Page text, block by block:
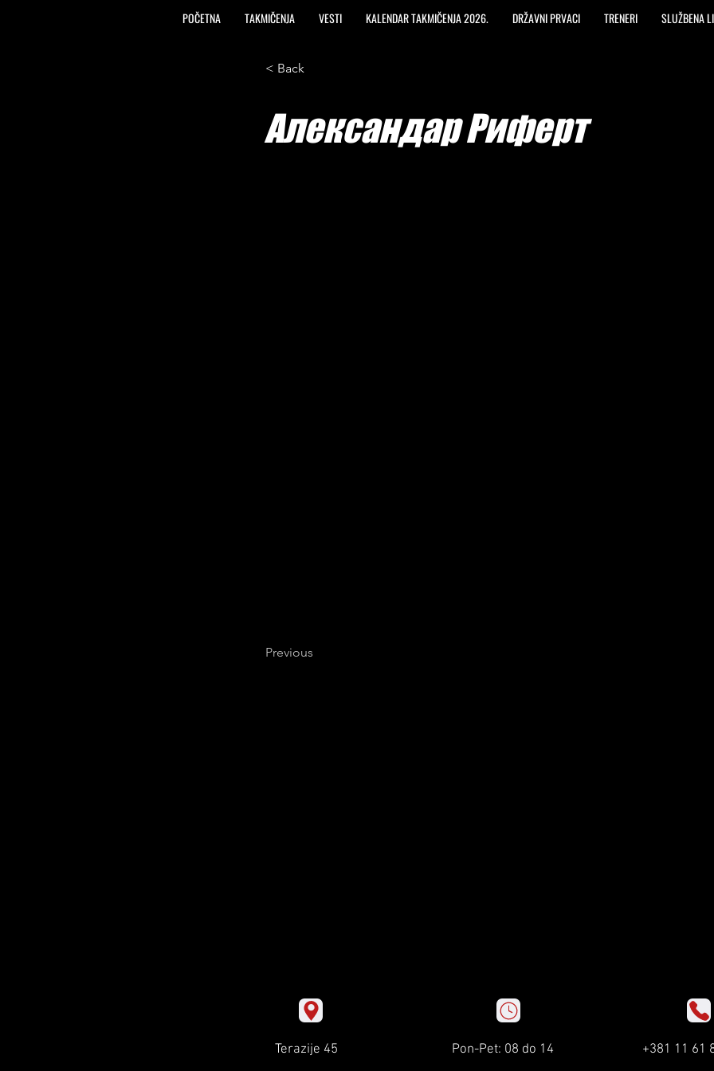
POČETNA TAKMIČENJA VESTI KALENDAR TAKMIČENJA 2026. DRŽAVNI PRVACI TRENERI SLUŽBENA
< Back
Александар Риферт
Previous
Terazije 45 Pon-Pet: 08 do 14 +381 11 61